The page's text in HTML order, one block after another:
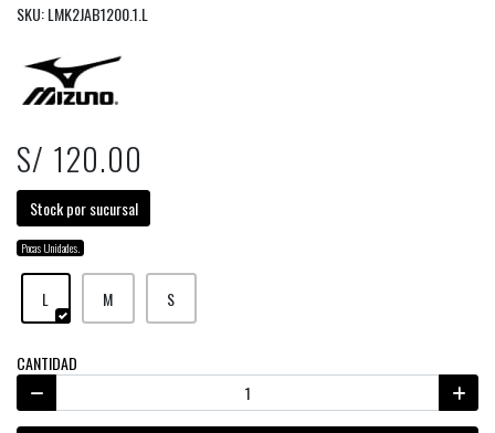
SKU: LMK2JAB1200.1.L
S/ 120.00
Stock por sucursal
Pocas Unidades.
L M S
CANTIDAD